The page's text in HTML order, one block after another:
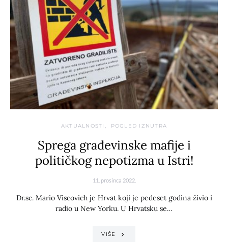
AKTUALNOSTI POGLED IZNUTRA
Sprega građevinske mafije i
političkog nepotizma u Istri!
11. prosinca 2022.
Dr.sc. Mario Viscovich je Hrvat koji je pedeset godina živio i
radio u New Yorku. U Hrvatsku se…
VIŠE